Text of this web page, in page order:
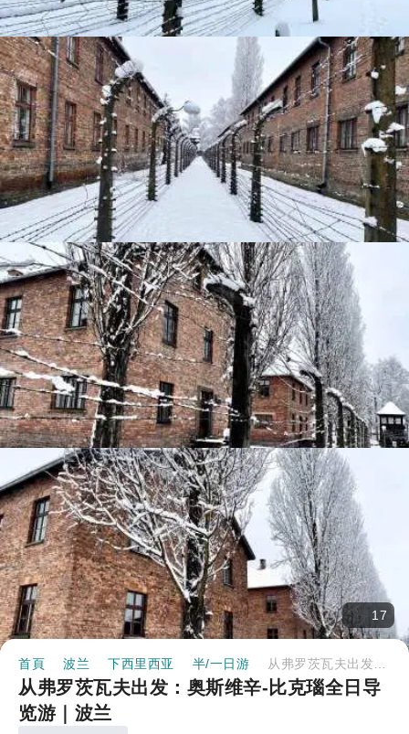
17
首頁 波兰 下西里西亚 半/一日游
从弗罗茨瓦夫出发：奥斯维辛-比克瑙全日导
览游｜波兰